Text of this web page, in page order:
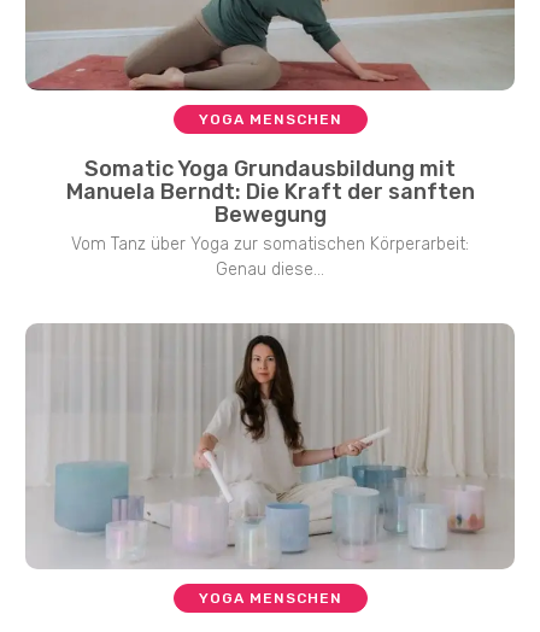
YOGA MENSCHEN
Somatic Yoga Grundausbildung mit
Manuela Berndt: Die Kraft der sanften
Bewegung
Vom Tanz über Yoga zur somatischen Körperarbeit:
Genau diese...
YOGA MENSCHEN